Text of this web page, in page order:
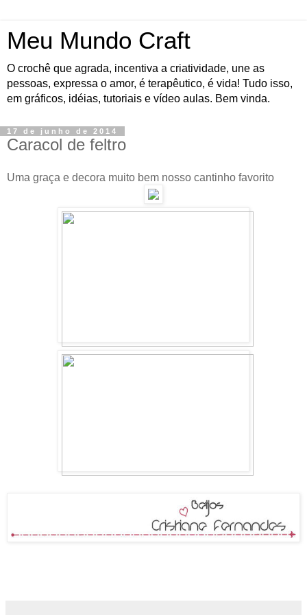
Meu Mundo Craft
O crochê que agrada, incentiva a criatividade, une as
pessoas, expressa o amor, é terapêutico, é vida! Tudo isso,
em gráficos, idéias, tutoriais e vídeo aulas. Bem vinda.
17 de junho de 2014
Caracol de feltro
Uma graça e decora muito bem nosso cantinho favorito